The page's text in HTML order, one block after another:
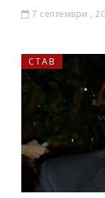
7 септември ,
СТАВ